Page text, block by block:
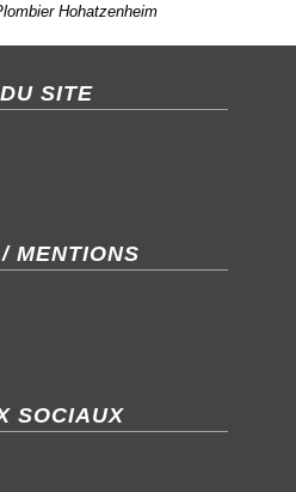
Hohatzenheim
SITE
MENTIONS
SOCIAUX